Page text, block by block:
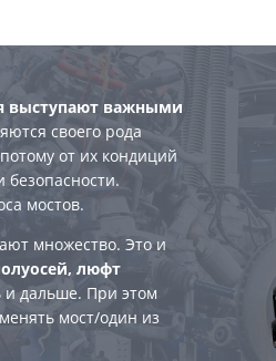
выступают важными
своего рода
от их кондиций
безопасности.
мостов.
множество. Это и
люфт
и дальше. При этом
мост/один из